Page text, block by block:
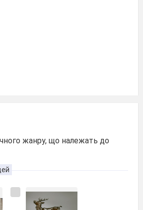
жанру, що належать до